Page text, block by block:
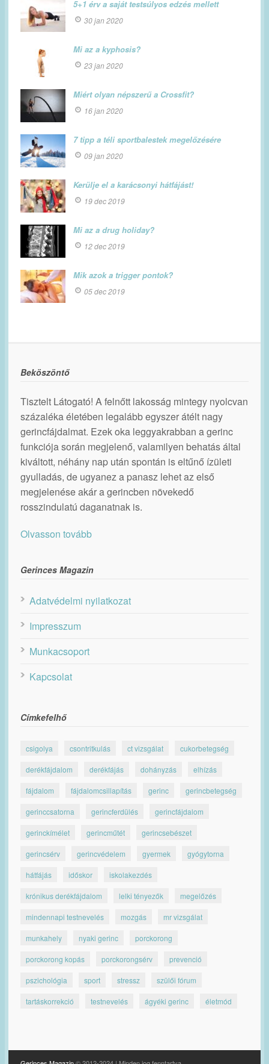
5+1 érv a saját testsúlyos edzés mellett
30 jan 2020
Mi az a kyphosis?
23 jan 2020
Miért olyan népszerű a Crossfit?
16 jan 2020
7 tipp a téli sportbalestek megelőzésére
09 jan 2020
Kerülje el a karácsonyi hátfájást!
19 dec 2019
Mi az a drug holiday?
12 dec 2019
Mik azok a trigger pontok?
05 dec 2019
Beköszöntő
Tisztelt Látogató! A felnőtt lakosság mintegy nyolcvan
százaléka életében legalább egyszer átélt nagy
gerincfájdalmat. Ezek oka leggyakrabban a gerinc
funkciója során megjelenő, valamilyen behatás által
kiváltott, néhány nap után spontán is eltűnő ízületi
gyulladás, de ugyanez a panasz lehet az első
megjelenése akár a gerincben növekedő
rosszindulatú daganatnak is.
Olvasson tovább
Gerinces Magazin
Adatvédelmi nyilatkozat
Impresszum
Munkacsoport
Kapcsolat
Címkefelhő
csigolya csontritkulás ct vizsgálat cukorbetegség
derékfájdalom derékfájás dohányzás elhízás
fájdalom fájdalomcsillapítás gerinc gerincbetegség
gerinccsatorna gerincferdülés gerincfájdalom
gerinckímélet gerincműtét gerincsebészet
gerincsérv gerincvédelem gyermek gyógytorna
hátfájás időskor iskolakezdés
krónikus derékfájdalom lelki tényezők megelőzés
mindennapi testnevelés mozgás mr vizsgálat
munkahely nyaki gerinc porckorong
porckorong kopás porckorongsérv prevenció
pszichológia sport stressz szülői fórum
tartáskorrekció testnevelés ágyéki gerinc életmód